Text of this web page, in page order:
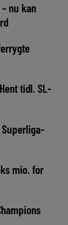
nu kan
tidl. SL-
mio. for